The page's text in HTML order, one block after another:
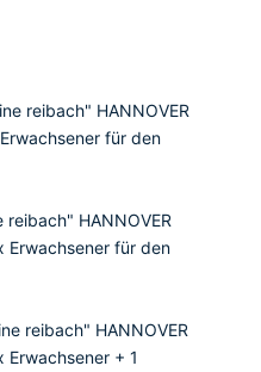
reibach" HANNOVER
für den
reibach" HANNOVER
Erwachsener für den
reibach" HANNOVER
Erwachsener + 1